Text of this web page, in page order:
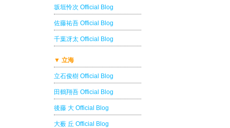
坂垣怜次 Official Blog
佐藤祐吾 Official Blog
千葉冴太 Official Blog
▼ 立海
立石俊樹 Official Blog
田鶴翔吾 Official Blog
後藤 大 Official Blog
大薮 丘 Official Blog